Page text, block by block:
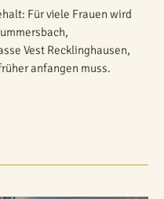
Für viele Frauen wird
Vest Recklinghausen,
anfangen muss.